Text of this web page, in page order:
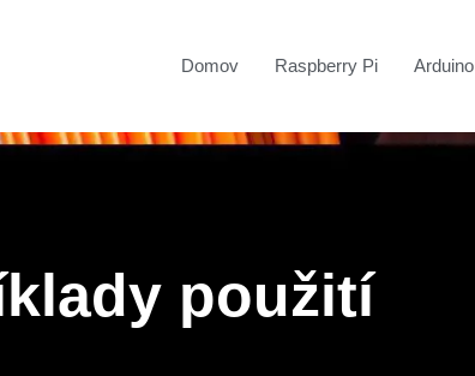
Domov Raspberry Pi Arduino
použití